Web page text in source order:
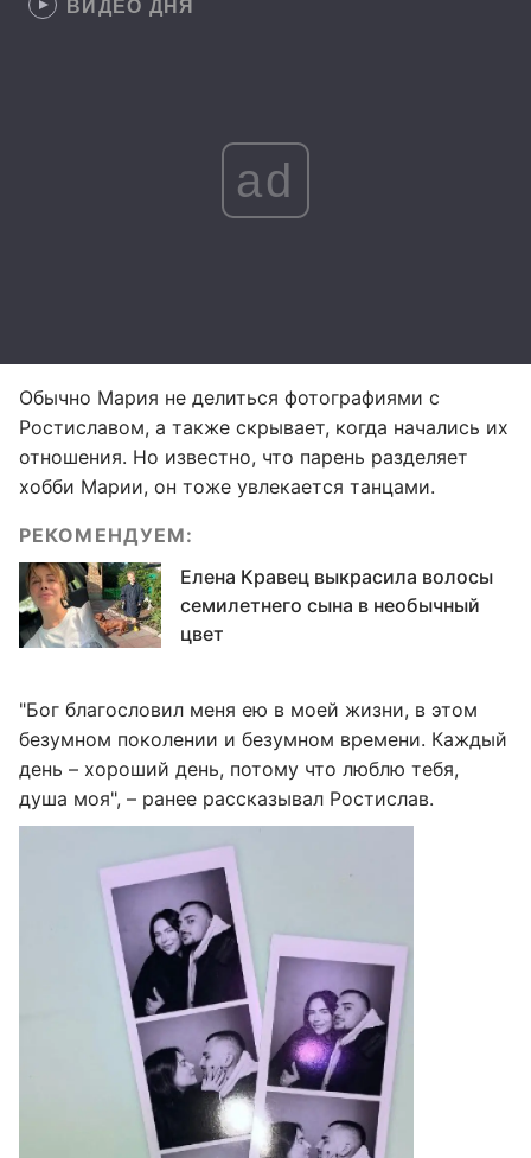
ad
Обычно Мария не делиться фотографиями с
Ростиславом, а также скрывает, когда начались их
отношения. Но известно, что парень разделяет
хобби Марии, он тоже увлекается танцами.
РЕКОМЕНДУЕМ:
Елена Кравец выкрасила волосы
семилетнего сына в необычный
цвет
"Бог благословил меня ею в моей жизни, в этом
безумном поколении и безумном времени. Каждый
день – хороший день, потому что люблю тебя,
душа моя", – ранее рассказывал Ростислав.